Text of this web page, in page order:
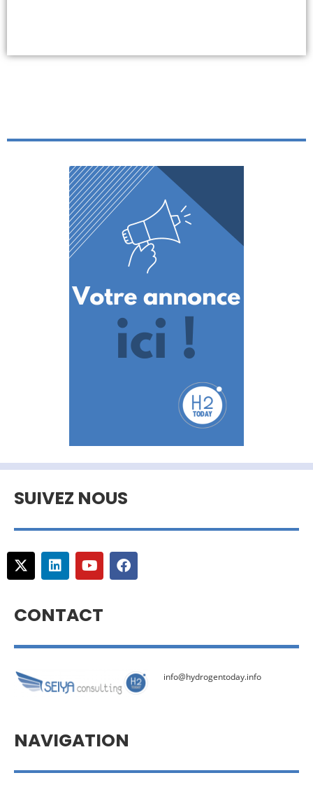
SUIVEZ NOUS
CONTACT
info@hydrogentoday.info
NAVIGATION